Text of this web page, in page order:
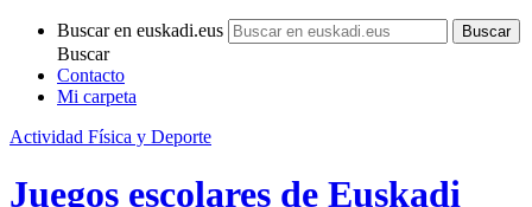
Buscar en euskadi.eus
Buscar
Contacto
Mi carpeta
Actividad Física y Deporte
Juegos escolares de Euskadi